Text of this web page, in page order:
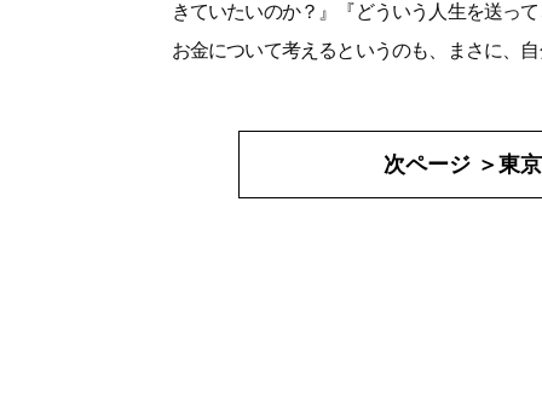
きていたいのか？』『どういう人生を送っ
お金について考えるというのも、まさに、
次ページ ＞東